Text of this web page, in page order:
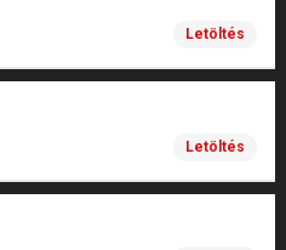
Letöltés
Letöltés